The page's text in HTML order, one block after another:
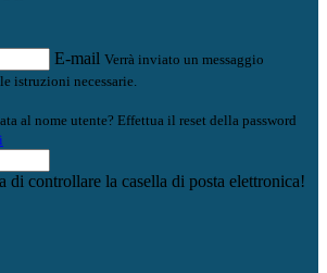
E-mail Verrà inviato un messaggio
istruzioni necessarie.
al nome utente? Effettua il reset della password
di controllare la casella di posta elettronica!